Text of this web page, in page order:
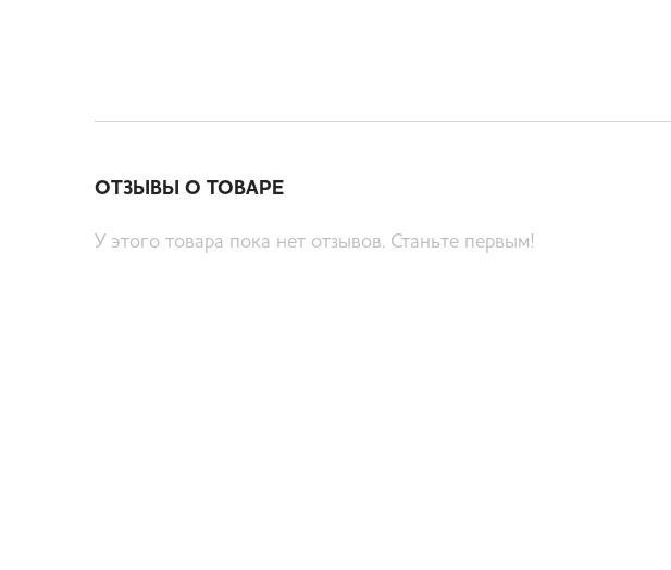
ОТЗЫВЫ О ТОВАРЕ
У этого товара пока нет отзывов. Станьте первым!